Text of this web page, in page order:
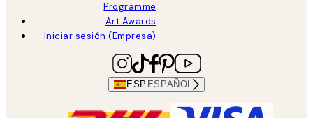
Programme
Art Awards
Iniciar sesión (Empresa)
ESP ESPAÑOL